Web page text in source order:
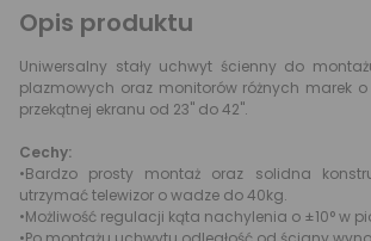
Opis produktu
Uniwersalny stały uchwyt ścienny do
plazmowych oraz monitorów różnych marek
przekątnej ekranu od 23" do 42".
Cechy:
•Bardzo prosty montaż oraz solidna
utrzymać telewizor o wadze do 40kg.
•Możliwość regulacji kąta nachylenia o ±10° w